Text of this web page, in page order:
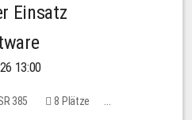
Einsatz
13:00
385
8 Plätze